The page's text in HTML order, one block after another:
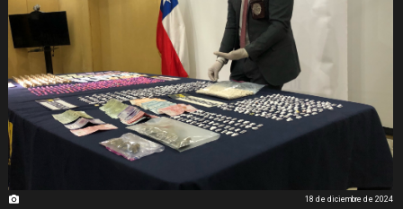
18 de diciembre de 2024